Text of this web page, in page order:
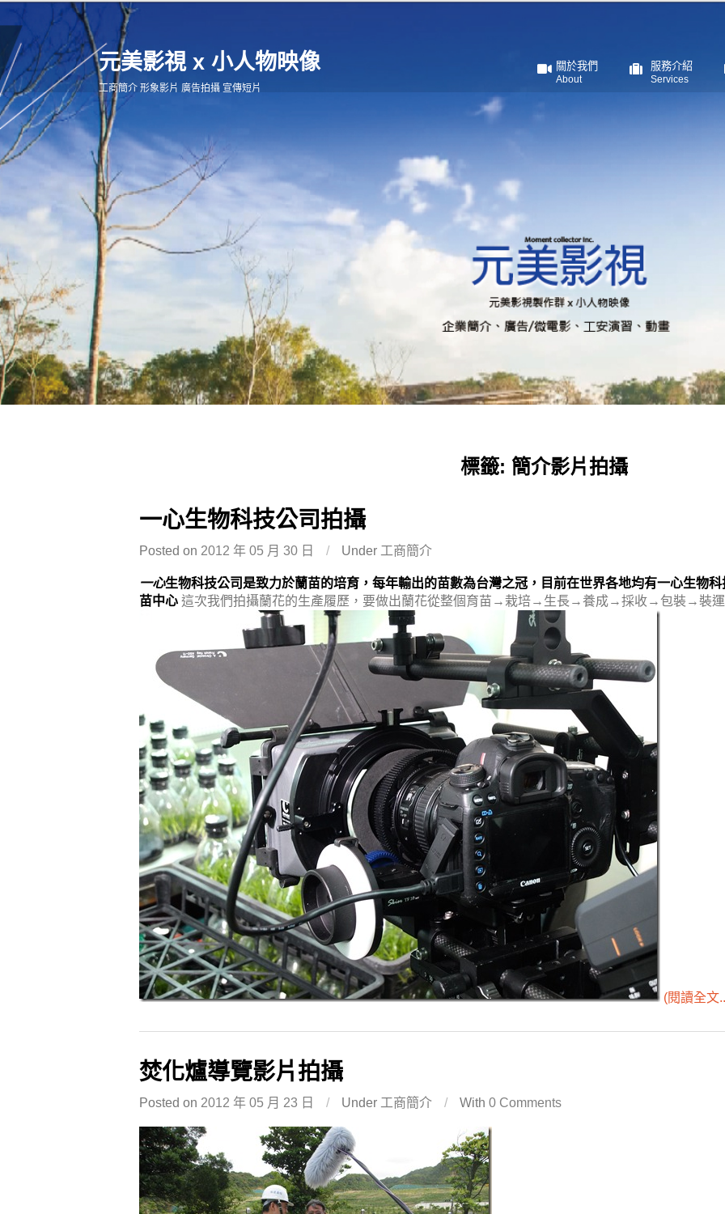
元美影視 x 小人物映像
工商簡介 形象影片 廣告拍攝 宣傳短片
關於我們 服務介紹
標籤: 簡介影片拍攝
一心生物科技公司拍攝
Posted on 2012 年 05 月 30 日 / Under 工商簡介
一心生物科技公司是致力於蘭苗的培育，每年輸出的苗數為台灣之冠，目前在世界各地均有一心生物
苗中心 這次我們拍攝蘭花的生產履歷，要做出蘭花從整個育苗→栽培→生長→養成→採收→包裝→裝運
(閱讀全文
焚化爐導覽影片拍攝
Posted on 2012 年 05 月 23 日 / Under 工商簡介 / With 0 Comments